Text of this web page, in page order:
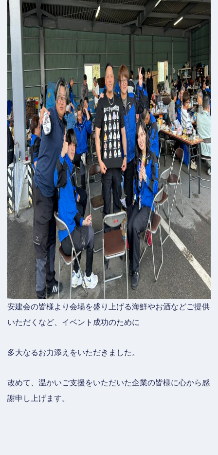
安建会の皆様より会場を盛り上げる海鮮やお酒などご提供
いただくなど、イベント成功のために
多大なるお力添えをいただきました。
改めて、温かいご支援をいただいた企業の皆様に心から感
謝申し上げます。